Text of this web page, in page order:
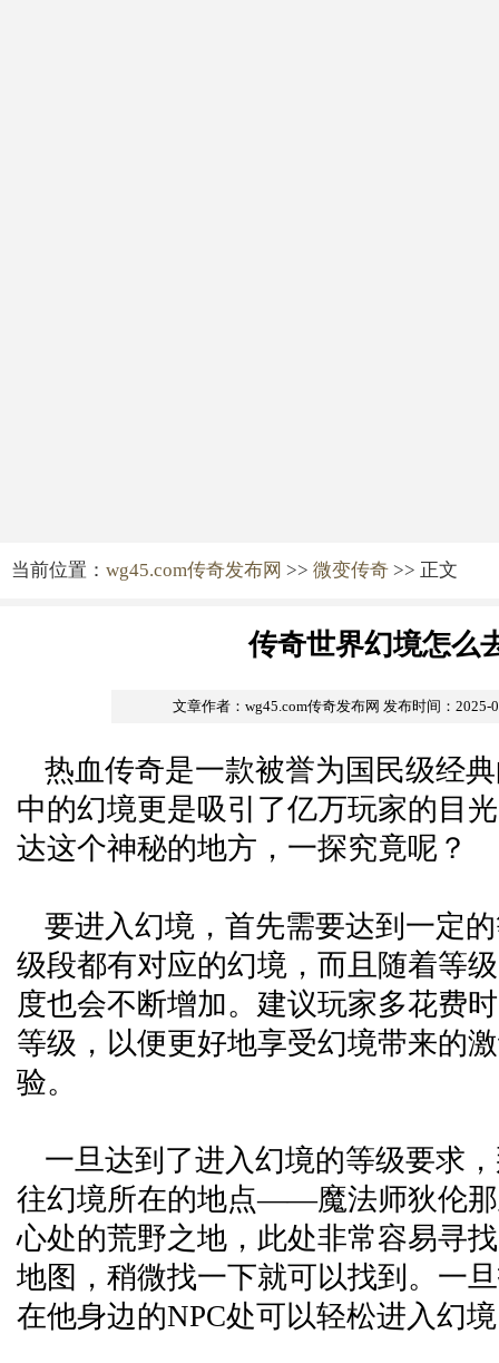
当前位置： wg45.com传奇发布网 >> 微变传奇 >> 正文
传奇世界幻境怎么
文章作者：wg45.com传奇发布网 发布时间：2025-
热血传奇是一款被誉为国民级经
中的幻境更是吸引了亿万玩家的目
达这个神秘的地方，一探究竟呢？
要进入幻境，首先需要达到一定
级段都有对应的幻境，而且随着等
度也会不断增加。建议玩家多花费
等级，以便更好地享受幻境带来的
验。
一旦达到了进入幻境的等级要求
往幻境所在的地点——魔法师狄伦
心处的荒野之地，此处非常容易寻
地图，稍微找一下就可以找到。一
在他身边的NPC处可以轻松进入幻